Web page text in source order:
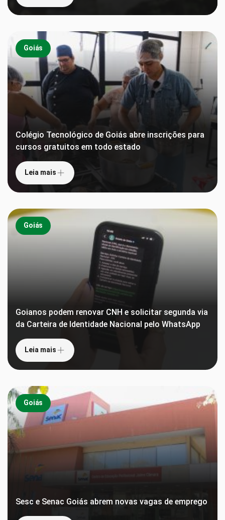
Goiás
Colégio Tecnológico de Goiás abre inscrições para
cursos gratuitos em todo estado
Leia mais
Goiás
Goianos podem renovar CNH e solicitar segunda via
da Carteira de Identidade Nacional pelo WhatsApp
Leia mais
Goiás
Sesc e Senac Goiás abrem novas vagas de emprego